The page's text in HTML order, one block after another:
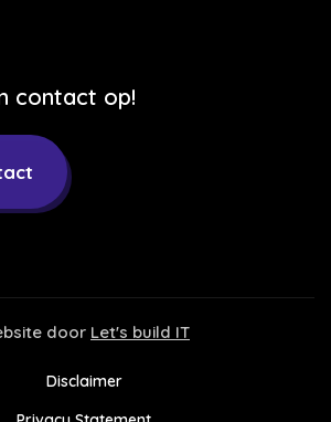
contact op!
door Let's build IT
Disclaimer